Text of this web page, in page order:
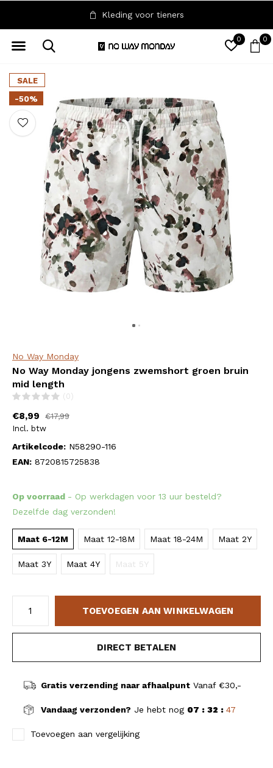
0 0
Kleding voor tieners
SALE
-50%
No Way Monday
No Way Monday jongens zwemshort groen bruin
mid length
(0)
€8,99
€17,99
Incl. btw
Artikelcode: N58290-116
EAN: 8720815725838
Op voorraad - Op werkdagen voor 13 uur besteld?
Dezelfde dag verzonden!
Maat 6-12M Maat 12-18M Maat 18-24M Maat 2Y
Maat 3Y Maat 4Y Maat 5Y
TOEVOEGEN AAN WINKELWAGEN
DIRECT BETALEN
Gratis verzending naar afhaalpuntVanaf €30,-
Vandaag verzonden? Je hebt nog 07 : 32 : 47
Toevoegen aan vergelijking